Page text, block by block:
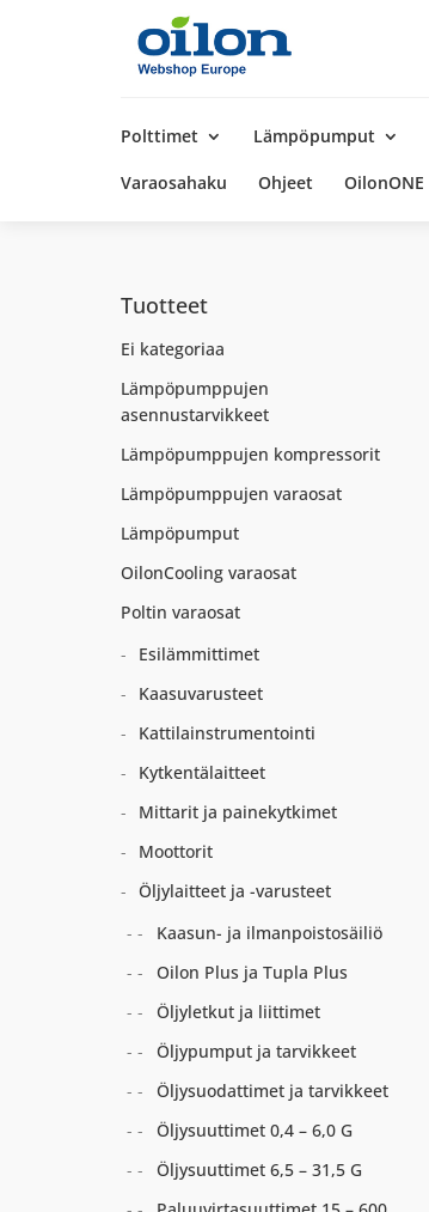
Polttimet Lämpöpumput
Varaosahaku Ohjeet OilonONE
Tuotteet
Ei kategoriaa
Lämpöpumppujen
asennustarvikkeet
Lämpöpumppujen kompressorit
Lämpöpumppujen varaosat
Lämpöpumput
OilonCooling varaosat
Poltin varaosat
Esilämmittimet
Kaasuvarusteet
Kattilainstrumentointi
Kytkentälaitteet
Mittarit ja painekytkimet
Moottorit
Öljylaitteet ja -varusteet
Kaasun- ja ilmanpoistosäiliö
Oilon Plus ja Tupla Plus
Öljyletkut ja liittimet
Öljypumput ja tarvikkeet
Öljysuodattimet ja tarvikkeet
Öljysuuttimet 0,4 – 6,0 G
Öljysuuttimet 6,5 – 31,5 G